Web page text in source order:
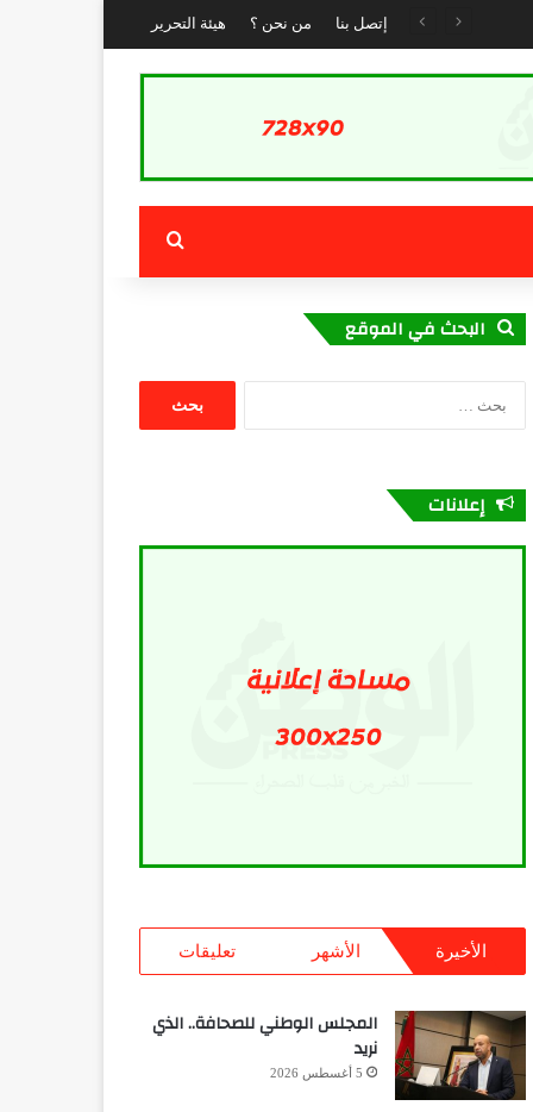
إتصل بنا من نحن ؟ هيئة التحرير
بحث عن
البحث في الموقع
إعلانات
الأخيرة الأشهر تعليقات
المجلس الوطني للصحافة.. الذي
نريد
5 أغسطس 2026